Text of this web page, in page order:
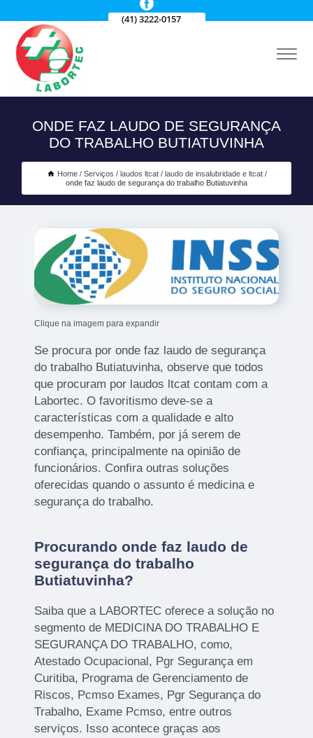
(41) 3222-0157
ONDE FAZ LAUDO DE SEGURANÇA
DO TRABALHO BUTIATUVINHA
Home Serviços laudos ltcat
laudo de insalubridade e ltcat
onde faz laudo de segurança do trabalho Butiatuvinha
Clique na imagem para expandir
Se procura por onde faz laudo de segurança
do trabalho Butiatuvinha, observe que todos
que procuram por laudos ltcat contam com a
Labortec. O favoritismo deve-se a
características com a qualidade e alto
desempenho. Também, por já serem de
confiança, principalmente na opinião de
funcionários. Confira outras soluções
oferecidas quando o assunto é medicina e
segurança do trabalho.
Procurando onde faz laudo de
segurança do trabalho
Butiatuvinha?
Saiba que a LABORTEC oferece a solução no
segmento de MEDICINA DO TRABALHO E
SEGURANÇA DO TRABALHO, como,
Atestado Ocupacional, Pgr Segurança em
Curitiba, Programa de Gerenciamento de
Riscos, Pcmso Exames, Pgr Segurança do
Trabalho, Exame Pcmso, entre outros
serviços. Isso acontece graças aos